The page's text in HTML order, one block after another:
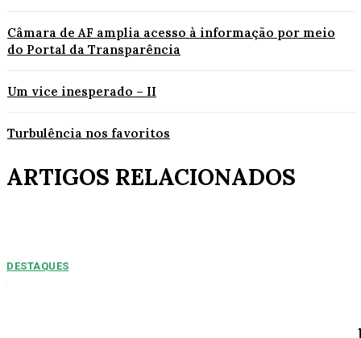
Câmara de AF amplia acesso à informação por meio
do Portal da Transparência
Um vice inesperado – II
Turbulência nos favoritos
ARTIGOS RELACIONADOS
DESTAQUES